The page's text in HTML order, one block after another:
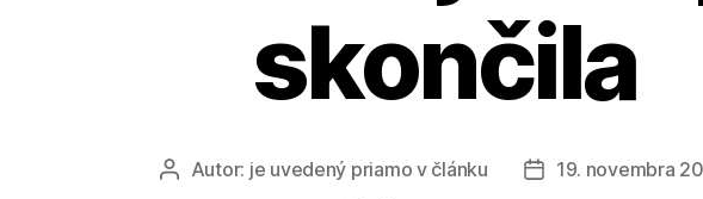
skončila
AutorAutor: je uvedený priamo v článku
Dátum
19. novembra